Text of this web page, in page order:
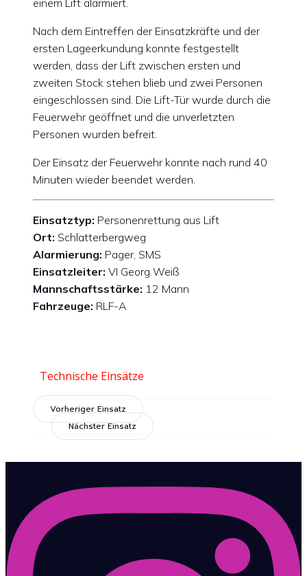
Nach dem Eintreffen der Einsatzkräfte und der
ersten Lageerkundung konnte festgestellt
werden, dass der Lift zwischen ersten und
zweiten Stock stehen blieb und zwei Personen
eingeschlossen sind. Die Lift-Tür wurde durch die
Feuerwehr geöffnet und die unverletzten
Personen wurden befreit.
Der Einsatz der Feuerwehr konnte nach rund 40
Minuten wieder beendet werden.
Einsatztyp: Personenrettung aus Lift
Ort: Schlatterbergweg
Alarmierung: Pager, SMS
Einsatzleiter: VI Georg Weiß
Mannschaftsstärke: 12 Mann
Fahrzeuge: RLF-A
Technische Einsätze
Vorheriger Einsatz
Nächster Einsatz